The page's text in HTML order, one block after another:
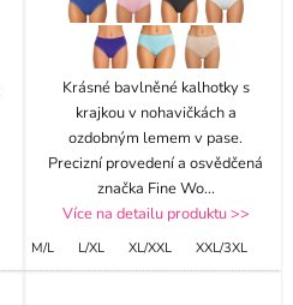
Krásné bavlněné kalhotky s
krajkou v nohavičkách a
ozdobným lemem v pase.
Precizní provedení a osvědčená
značka Fine Wo...
Více na detailu produktu >>
M/L L/XL XL/XXL XXL/3XL